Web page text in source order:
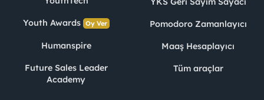
Youth Awards Oy Ver
Humanspire
Future Sales Leader
Academy
Pomodoro Zamanlayıcı
Maaş Hesaplayıcı
Tüm araçlar